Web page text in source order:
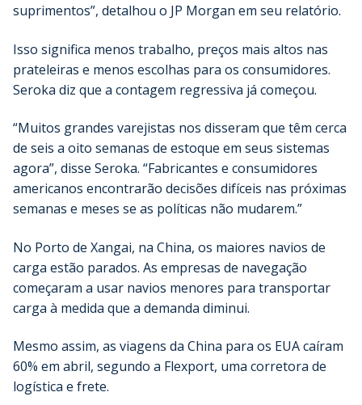
suprimentos”, detalhou o JP Morgan em seu relatório.
Isso significa menos trabalho, preços mais altos nas
prateleiras e menos escolhas para os consumidores.
Seroka diz que a contagem regressiva já começou.
“Muitos grandes varejistas nos disseram que têm cerca
de seis a oito semanas de estoque em seus sistemas
agora”, disse Seroka. “Fabricantes e consumidores
americanos encontrarão decisões difíceis nas próximas
semanas e meses se as políticas não mudarem.”
No Porto de Xangai, na China, os maiores navios de
carga estão parados. As empresas de navegação
começaram a usar navios menores para transportar
carga à medida que a demanda diminui.
Mesmo assim, as viagens da China para os EUA caíram
60% em abril, segundo a Flexport, uma corretora de
logística e frete.